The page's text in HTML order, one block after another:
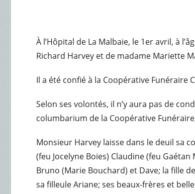
À l’Hôpital de La Malbaie, le 1er avril, à
Richard Harvey et de madame Mariette
Il a été confié à la Coopérative Funéraire
Selon ses volontés, il n’y aura pas de
columbarium de la Coopérative
Monsieur Harvey laisse dans le deuil sa
(feu Jocelyne Boies) Claudine (feu
Bruno (Marie Bouchard) et Dave; la fille
sa filleule Ariane; ses beaux-frères et